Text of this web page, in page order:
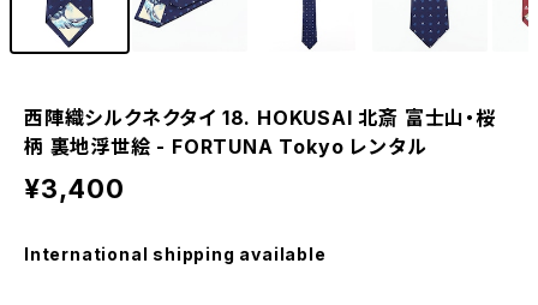
西陣織シルクネクタイ 18. HOKUSAI 北斎 富士山・桜
柄 裏地浮世絵 - FORTUNA Tokyo レンタル
¥3,400
International shipping available